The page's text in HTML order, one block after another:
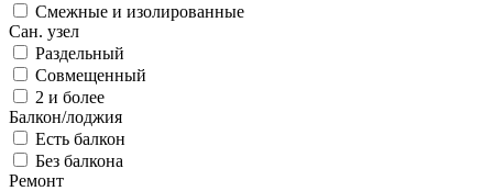
Смежные и изолированные
Сан. узел
Раздельный
Совмещенный
2 и более
Балкон/лоджия
Есть балкон
Без балкона
Ремонт